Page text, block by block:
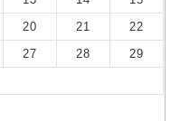
20 21
22
27 28
29